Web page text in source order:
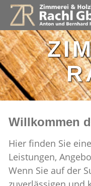
Willkommen
Hier finden Sie
Leistungen,
Wenn Sie auf der